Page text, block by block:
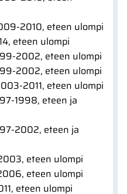
2010, eteen ulompi
eteen ulompi
2002, eteen ulompi
2002, eteen ulompi
2011, eteen ulompi
1998, eteen ja
2002, eteen ja
eteen ulompi
eteen ulompi
eteen ulompi